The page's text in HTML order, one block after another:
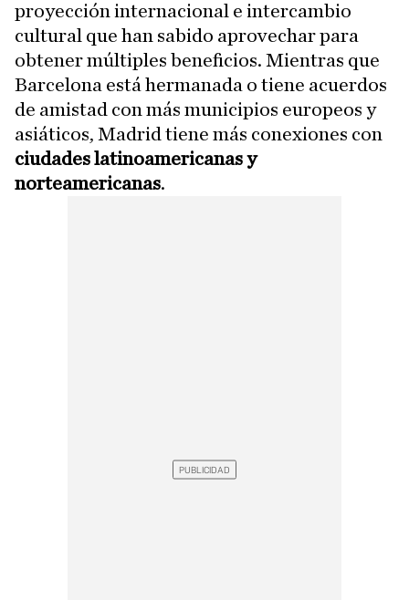
proyección internacional e intercambio
cultural que han sabido aprovechar para
obtener múltiples beneficios. Mientras que
Barcelona está hermanada o tiene acuerdos
de amistad con más municipios europeos y
asiáticos, Madrid tiene más conexiones con
ciudades latinoamericanas y
norteamericanas.